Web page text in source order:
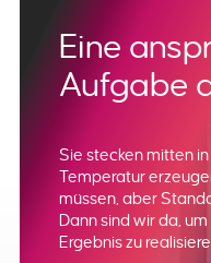
Eine
Aufgabe
Sie stecken mitten
Temperatur
müssen, aber
Dann sind wir da,
Ergebnis zu